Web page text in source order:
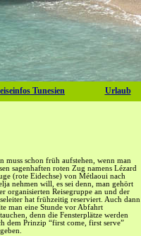
Tunesien Urlaub
muss schon früh aufstehen, wenn man
sagenhaften roten Zug namens Lézard
(rote Eidechse) von Métlaoui nach
nehmen will, es sei denn, man gehört
organisierten Reisegruppe an und der
hat frühzeitig reserviert. Auch dann
man eine Stunde vor Abfahrt
denn die Fensterplätze werden
dem Prinzip “first come, first serve”